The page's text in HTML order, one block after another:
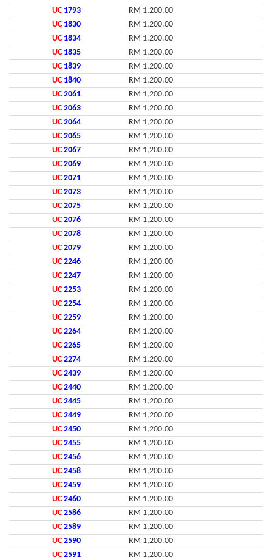
UC 1793
RM 1,200.00
UC 1830
RM 1,200.00
UC 1834
RM 1,200.00
UC 1835
RM 1,200.00
UC 1839
RM 1,200.00
UC 1840
RM 1,200.00
UC 2061
RM 1,200.00
UC 2063
RM 1,200.00
UC 2064
RM 1,200.00
UC 2065
RM 1,200.00
UC 2067
RM 1,200.00
UC 2069
RM 1,200.00
UC 2071
RM 1,200.00
UC 2073
RM 1,200.00
UC 2075
RM 1,200.00
UC 2076
RM 1,200.00
UC 2078
RM 1,200.00
UC 2079
RM 1,200.00
UC 2246
RM 1,200.00
UC 2247
RM 1,200.00
UC 2253
RM 1,200.00
UC 2254
RM 1,200.00
UC 2259
RM 1,200.00
UC 2264
RM 1,200.00
UC 2265
RM 1,200.00
UC 2274
RM 1,200.00
UC 2439
RM 1,200.00
UC 2440
RM 1,200.00
UC 2445
RM 1,200.00
UC 2449
RM 1,200.00
UC 2450
RM 1,200.00
UC 2455
RM 1,200.00
UC 2456
RM 1,200.00
UC 2458
RM 1,200.00
UC 2459
RM 1,200.00
UC 2460
RM 1,200.00
UC 2586
RM 1,200.00
UC 2589
RM 1,200.00
UC 2590
RM 1,200.00
UC 2591
RM 1,200.00